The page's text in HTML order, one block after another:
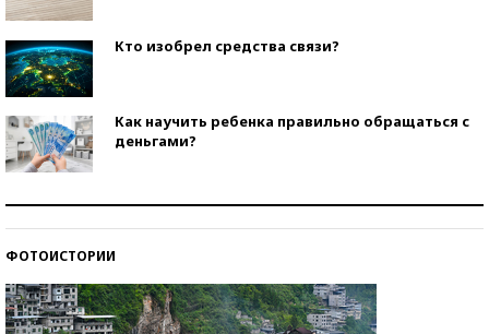
Кто изобрел средства связи?
Как научить ребенка правильно обращаться с
деньгами?
ФОТОИСТОРИИ